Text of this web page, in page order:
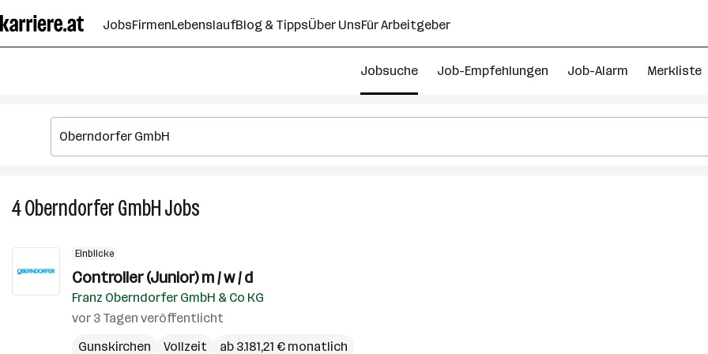
Seiteninhalt
springen
JobsFirmenLebenslaufBlog & TippsÜber UnsFür Arbeitgeber
Jobsuche Job-Empfehlungen Job-Alarm Merkliste
4Oberndorfer GmbHJobs
Einblicke
Controller (Junior) m / w / d
Franz Oberndorfer GmbH & Co KG
vor 3 Tagen veröffentlicht
Gunskirchen
Vollzeit ab 3.181,21 € monatlich